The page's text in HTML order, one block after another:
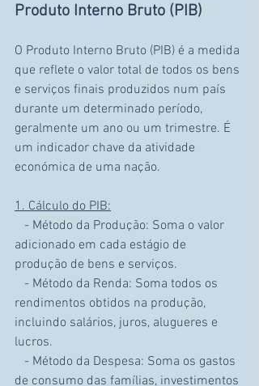
Produto Interno Bruto (PIB)
O Produto Interno Bruto (PIB) é a medida
que reflete o valor total de todos os bens
e serviços finais produzidos num país
durante um determinado período,
geralmente um ano ou um trimestre. É
um indicador chave da atividade
económica de uma nação.
1. Cálculo do PIB:
adicionado em cada estágio de
produção de bens e serviços.
rendimentos obtidos na produção,
incluindo salários, juros, alugueres e
lucros.
de consumo das famílias, investimentos